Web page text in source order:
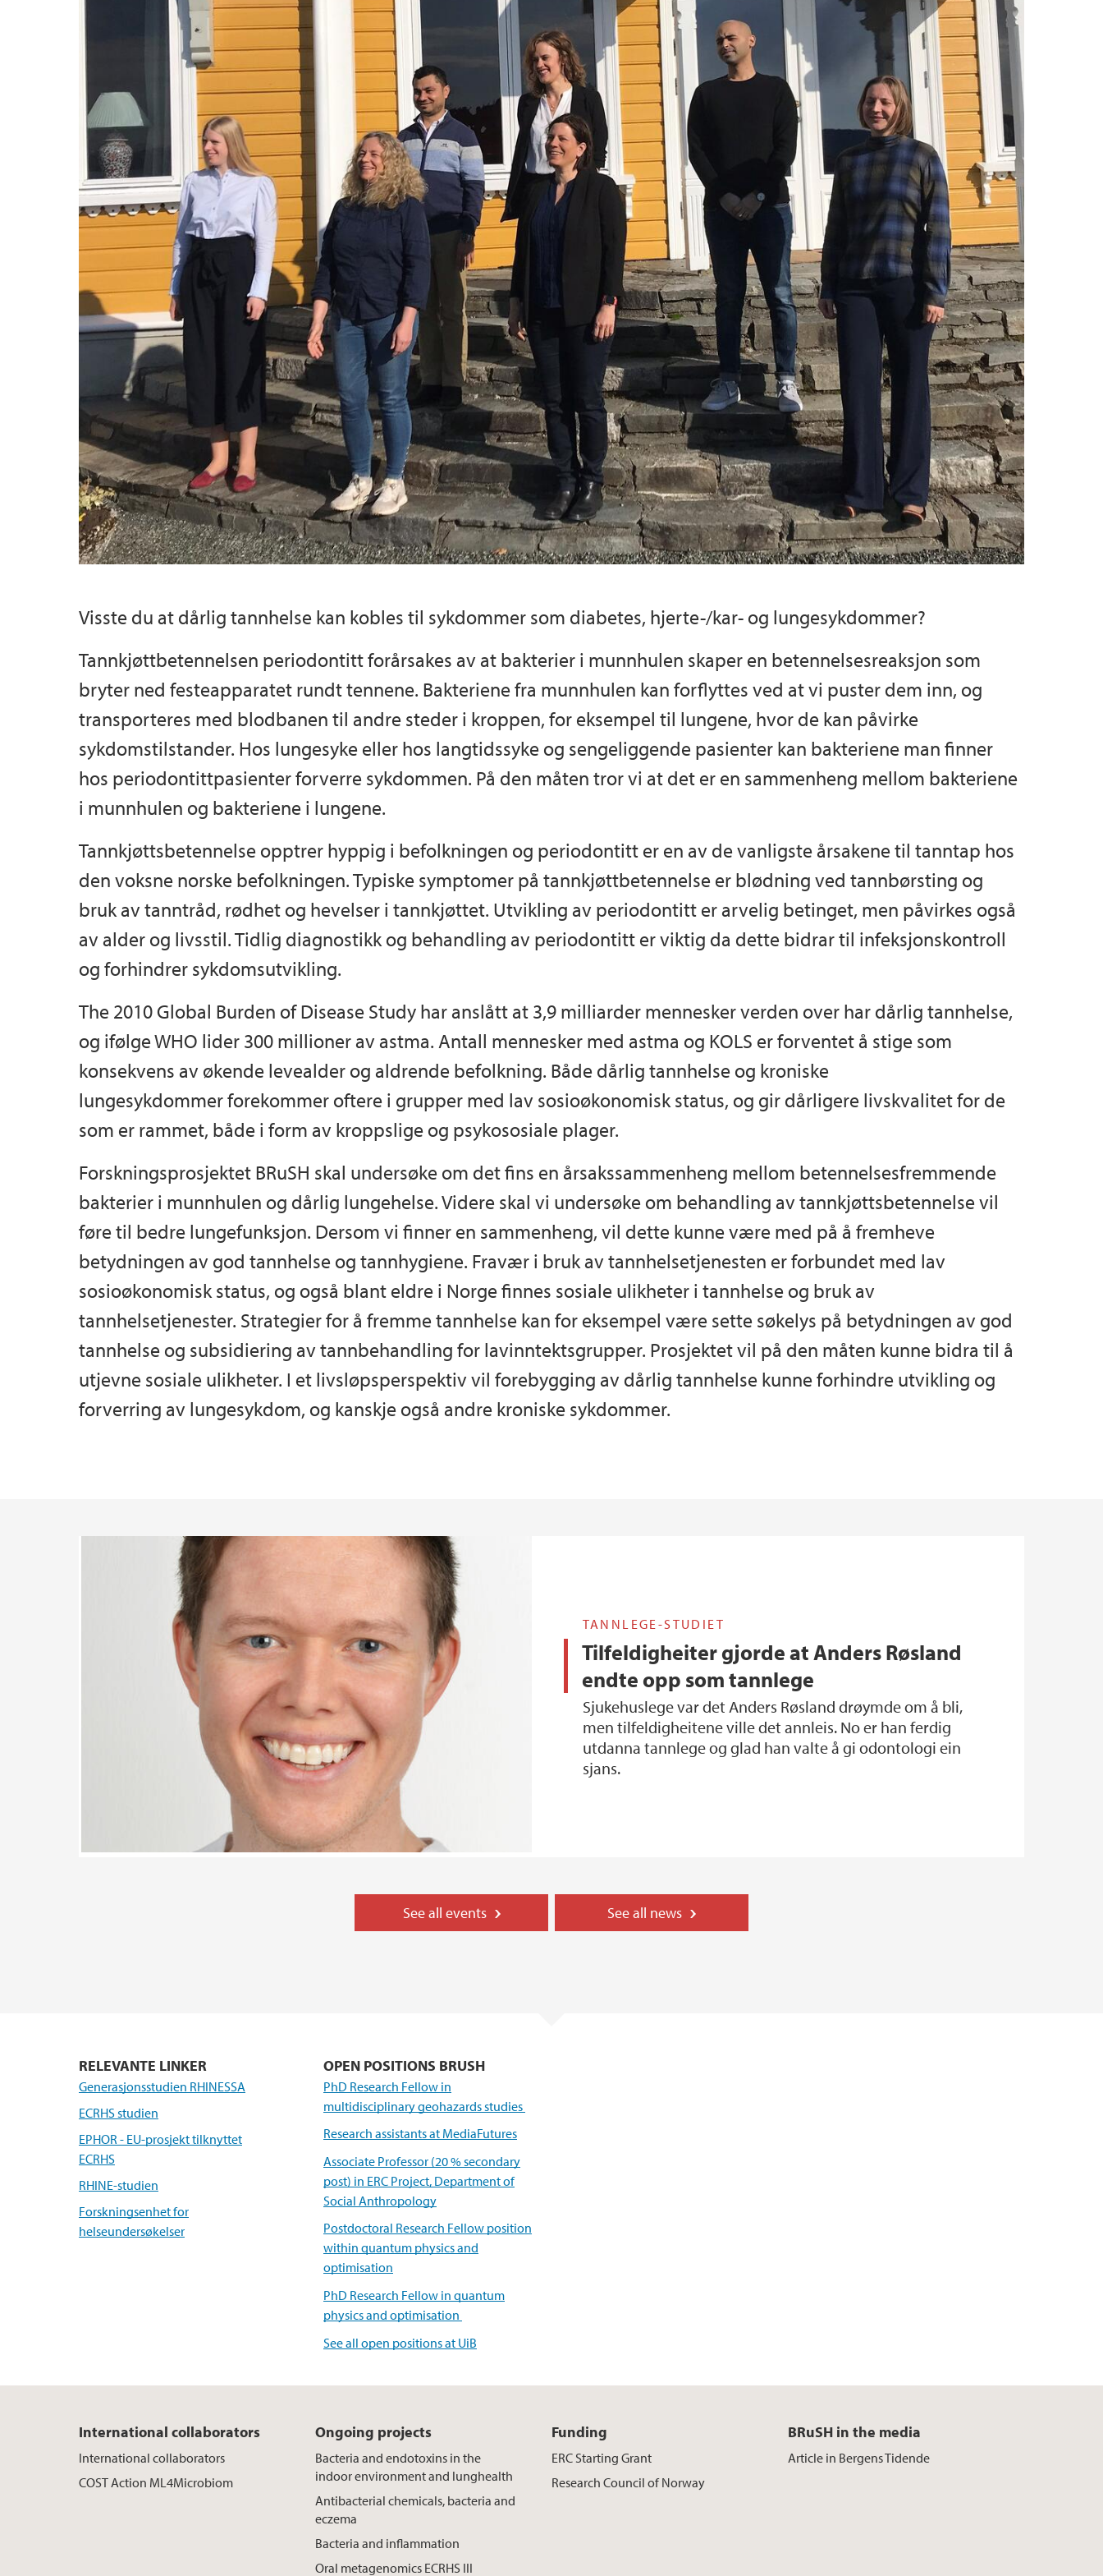
Hand sanitizers and skin mikrobiome Oral microbiome and lung function
Periodontal disease and cardiovascular risk Experimental models on bacteria and lung disease
Periodontitis and lung function
Visste du at dårlig tannhelse kan kobles til sykdommer som diabetes, hjerte-/kar- og lungesykdommer?
Tannkjøttbetennelsen periodontitt forårsakes av at bakterier i munnhulen skaper en betennelsesreaksjon som
bryter ned festeapparatet rundt tennene. Bakteriene fra munnhulen kan forflyttes ved at vi puster dem inn, og
transporteres med blodbanen til andre steder i kroppen, for eksempel til lungene, hvor de kan påvirke
sykdomstilstander. Hos lungesyke eller hos langtidssyke og sengeliggende pasienter kan bakteriene man finner
hos periodontittpasienter forverre sykdommen. På den måten tror vi at det er en sammenheng mellom bakteriene
i munnhulen og bakteriene i lungene.
Tannkjøttsbetennelse opptrer hyppig i befolkningen og periodontitt er en av de vanligste årsakene til tanntap hos
den voksne norske befolkningen. Typiske symptomer på tannkjøttbetennelse er blødning ved tannbørsting og
bruk av tanntråd, rødhet og hevelser i tannkjøttet. Utvikling av periodontitt er arvelig betinget, men påvirkes også
av alder og livsstil. Tidlig diagnostikk og behandling av periodontitt er viktig da dette bidrar til infeksjonskontroll
og forhindrer sykdomsutvikling.
The 2010 Global Burden of Disease Study har anslått at 3,9 milliarder mennesker verden over har dårlig tannhelse,
og ifølge WHO lider 300 millioner av astma. Antall mennesker med astma og KOLS er forventet å stige som
konsekvens av økende levealder og aldrende befolkning. Både dårlig tannhelse og kroniske
lungesykdommer forekommer oftere i grupper med lav sosioøkonomisk status, og gir dårligere livskvalitet for de
som er rammet, både i form av kroppslige og psykososiale plager.
Forskningsprosjektet BRuSH skal undersøke om det fins en årsakssammenheng mellom betennelsesfremmende
bakterier i munnhulen og dårlig lungehelse. Videre skal vi undersøke om behandling av tannkjøttsbetennelse vil
føre til bedre lungefunksjon. Dersom vi finner en sammenheng, vil dette kunne være med på å fremheve
betydningen av god tannhelse og tannhygiene. Fravær i bruk av tannhelsetjenesten er forbundet med lav
sosioøkonomisk status, og også blant eldre i Norge finnes sosiale ulikheter i tannhelse og bruk av
tannhelsetjenester. Strategier for å fremme tannhelse kan for eksempel være sette søkelys på betydningen av god
tannhelse og subsidiering av tannbehandling for lavinntektsgrupper. Prosjektet vil på den måten kunne bidra til å
utjevne sosiale ulikheter. I et livsløpsperspektiv vil forebygging av dårlig tannhelse kunne forhindre utvikling og
forverring av lungesykdom, og kanskje også andre kroniske sykdommer.
TANNLEGE-STUDIET
Tilfeldigheiter gjorde at Anders Røsland
endte opp som tannlege
Sjukehuslege var det Anders Røsland drøymde om å bli,
men tilfeldigheitene ville det annleis. No er han ferdig
utdanna tannlege og glad han valte å gi odontologi ein
sjans.
See all events See all news
RELEVANTE LINKER
Generasjonsstudien RHINESSA
ECRHS studien
EPHOR - EU-prosjekt tilknyttet
ECRHS
RHINE-studien
Forskningsenhet for
helseundersøkelser
OPEN POSITIONS BRUSH
PhD Research Fellow in
multidisciplinary geohazards studies
Research assistants at MediaFutures
Associate Professor (20 % secondary
post) in ERC Project, Department of
Social Anthropology
Postdoctoral Research Fellow position
within quantum physics and
optimisation
PhD Research Fellow in quantum
physics and optimisation
See all open positions at UiB
International collaborators
International collaborators
COST Action ML4Microbiom
Ongoing projects
Bacteria and endotoxins in the
indoor environment and lunghealth
Antibacterial chemicals, bacteria and
eczema
Bacteria and inflammation
Oral metagenomics ECRHS III
Funding
ERC Starting Grant
Research Council of Norway
BRuSH in the media
Article in Bergens Tidende